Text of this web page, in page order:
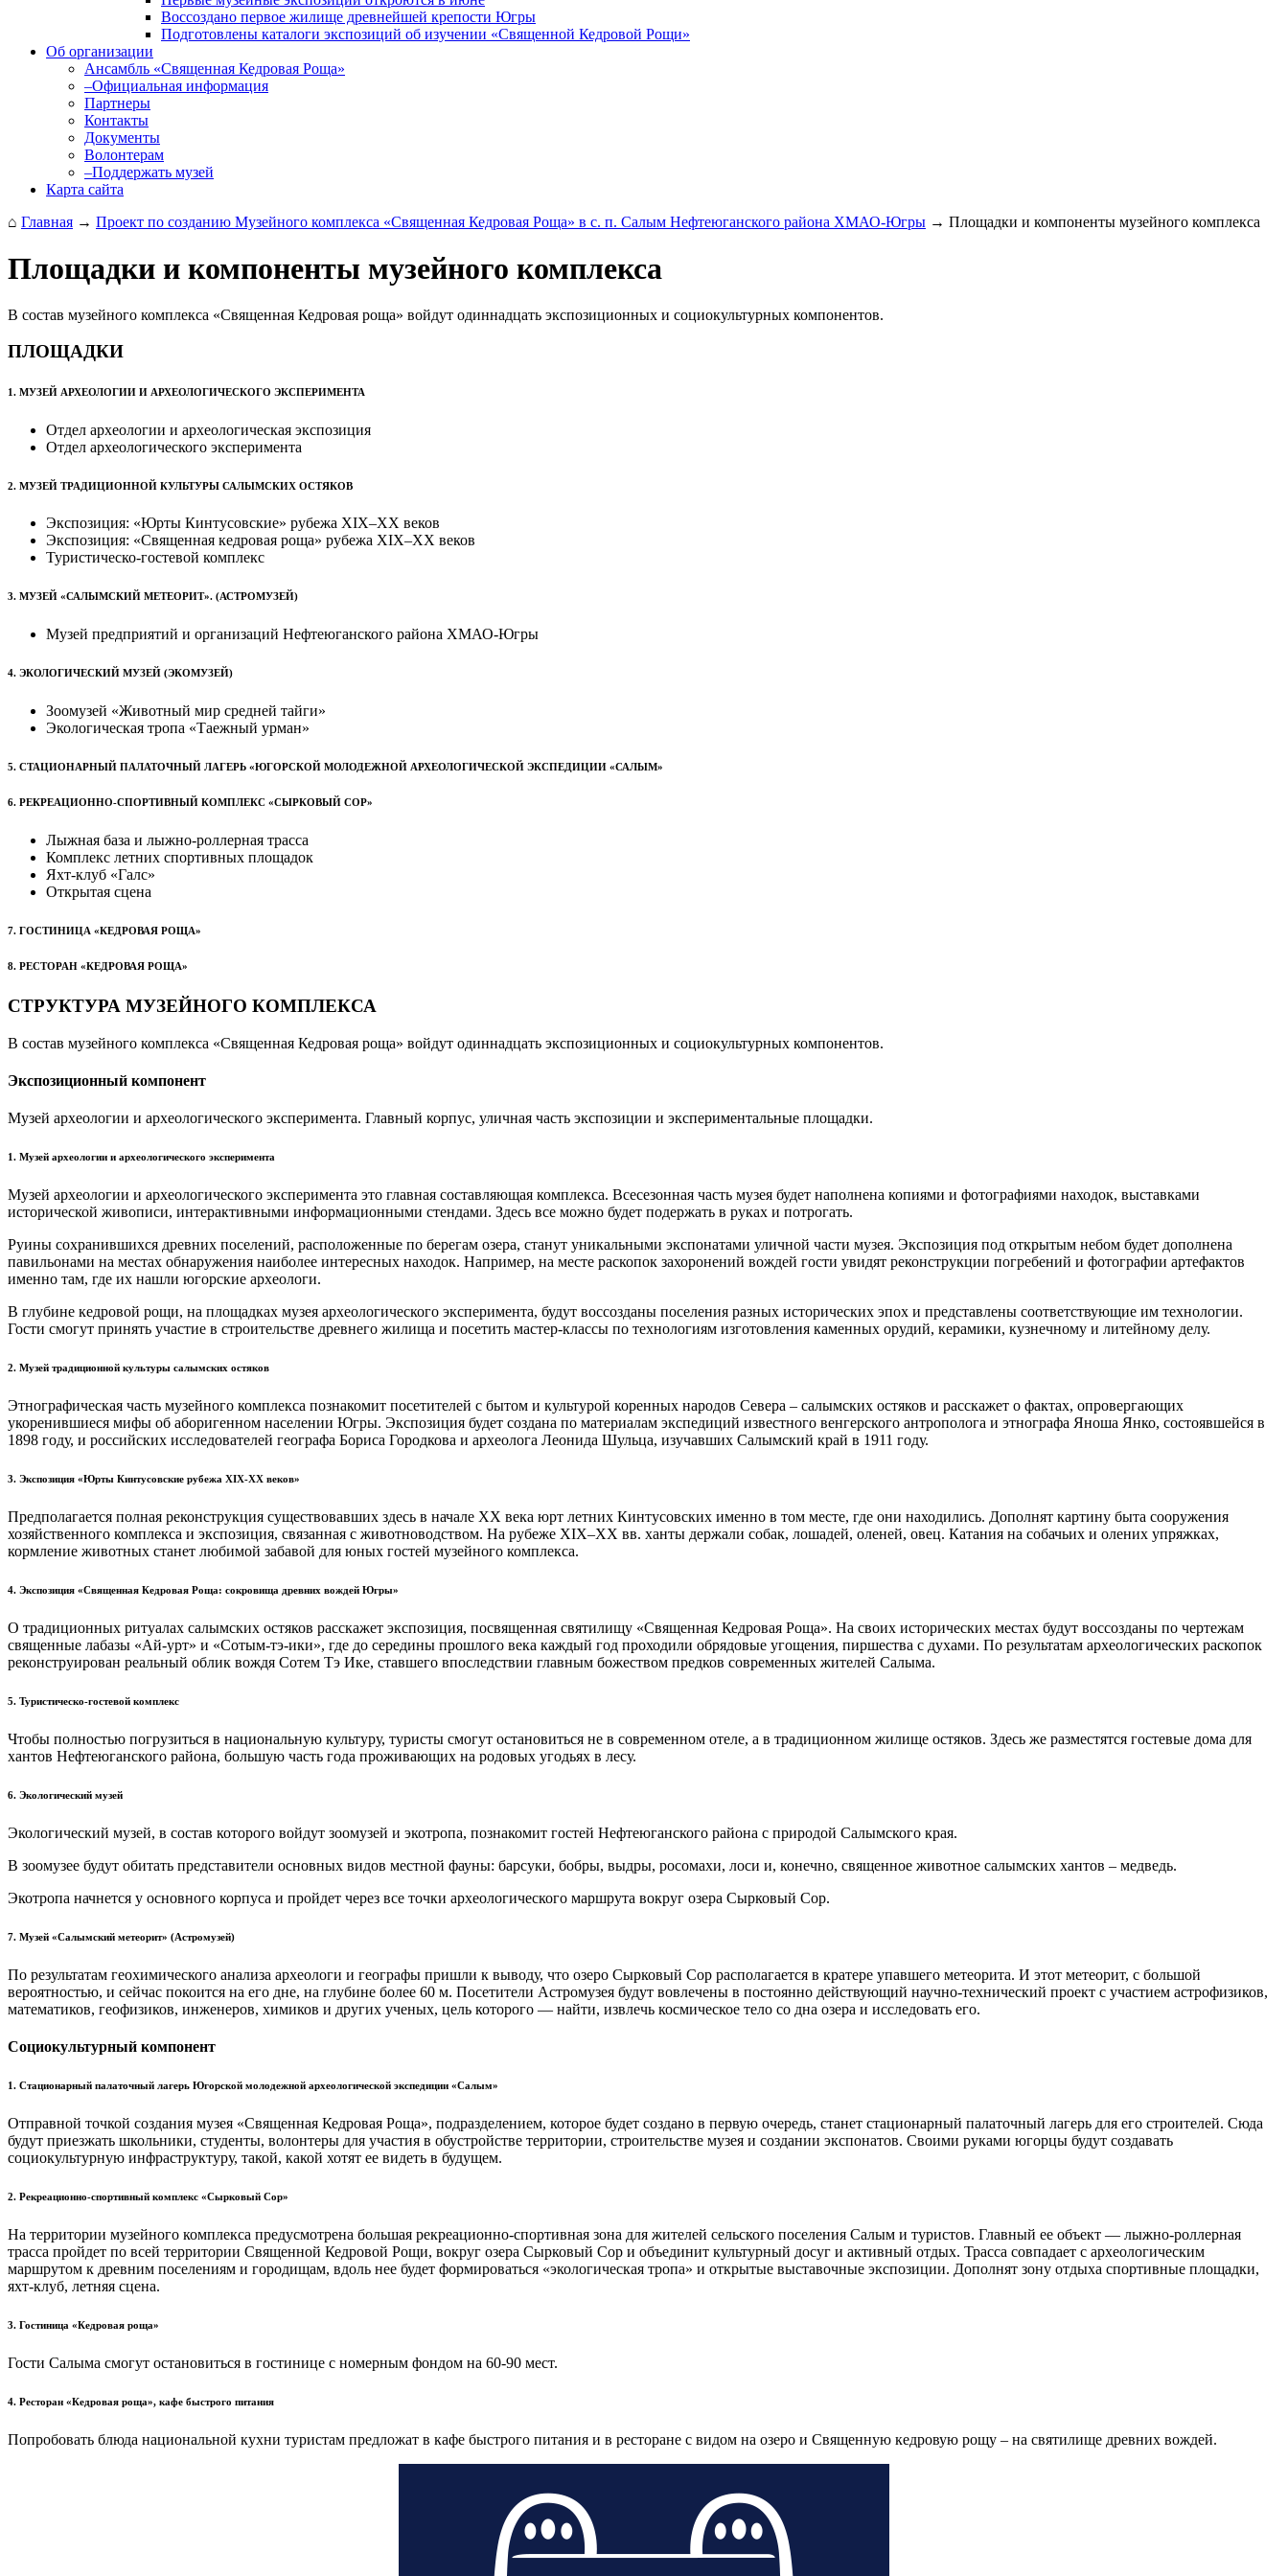
Воссоздано первое жилище древнейшей крепости Югры
Подготовлены каталоги экспозиций об изучении «Священной Кедровой Рощи»
Об организации
Ансамбль «Священная Кедровая Роща»
–Официальная информация
Партнеры
Контакты
Документы
Волонтерам
–Поддержать музей
Карта сайта
⌂ Главная → Проект по созданию Музейного комплекса «Священная Кедровая Роща» в с. п. Салым Нефтеюганского района ХМАО-Югры → Площадки и компоненты музейного комплекса
Площадки и компоненты музейного комплекса
В состав музейного комплекса «Священная Кедровая роща» войдут одиннадцать экспозиционных и социокультурных компонентов.
ПЛОЩАДКИ
1. МУЗЕЙ АРХЕОЛОГИИ И АРХЕОЛОГИЧЕСКОГО ЭКСПЕРИМЕНТА
Отдел археологии и археологическая экспозиция
Отдел археологического эксперимента
2. МУЗЕЙ ТРАДИЦИОННОЙ КУЛЬТУРЫ САЛЫМСКИХ ОСТЯКОВ
Экспозиция: «Юрты Кинтусовские» рубежа XIX–XX веков
Экспозиция: «Священная кедровая роща» рубежа XIX–XX веков
Туристическо-гостевой комплекс
3. МУЗЕЙ «САЛЫМСКИЙ МЕТЕОРИТ». (АСТРОМУЗЕЙ)
Музей предприятий и организаций Нефтеюганского района ХМАО-Югры
4. ЭКОЛОГИЧЕСКИЙ МУЗЕЙ (ЭКОМУЗЕЙ)
Зоомузей «Животный мир средней тайги»
Экологическая тропа «Таежный урман»
5. СТАЦИОНАРНЫЙ ПАЛАТОЧНЫЙ ЛАГЕРЬ «ЮГОРСКОЙ МОЛОДЕЖНОЙ АРХЕОЛОГИЧЕСКОЙ ЭКСПЕДИЦИИ «САЛЫМ»
6. РЕКРЕАЦИОННО-СПОРТИВНЫЙ КОМПЛЕКС «СЫРКОВЫЙ СОР»
Лыжная база и лыжно-роллерная трасса
Комплекс летних спортивных площадок
Яхт-клуб «Галс»
Открытая сцена
7. ГОСТИНИЦА «КЕДРОВАЯ РОЩА»
8. РЕСТОРАН «КЕДРОВАЯ РОЩА»
СТРУКТУРА МУЗЕЙНОГО КОМПЛЕКСА
В состав музейного комплекса «Священная Кедровая роща» войдут одиннадцать экспозиционных и социокультурных компонентов.
Экспозиционный компонент
Музей археологии и археологического эксперимента. Главный корпус, уличная часть экспозиции и экспериментальные площадки.
1. Музей археологии и археологического эксперимента
Музей археологии и археологического эксперимента это главная составляющая комплекса. Всесезонная часть музея будет наполнена копиями и фотографиями находок, выставками
исторической живописи, интерактивными информационными стендами. Здесь все можно будет подержать в руках и потрогать.
Руины сохранившихся древних поселений, расположенные по берегам озера, станут уникальными экспонатами уличной части музея. Экспозиция под открытым небом будет дополнена
павильонами на местах обнаружения наиболее интересных находок. Например, на месте раскопок захоронений вождей гости увидят реконструкции погребений и фотографии артефактов
именно там, где их нашли югорские археологи.
В глубине кедровой рощи, на площадках музея археологического эксперимента, будут воссозданы поселения разных исторических эпох и представлены соответствующие им технологии.
Гости смогут принять участие в строительстве древнего жилища и посетить мастер-классы по технологиям изготовления каменных орудий, керамики, кузнечному и литейному делу.
2. Музей традиционной культуры салымских остяков
Этнографическая часть музейного комплекса познакомит посетителей с бытом и культурой коренных народов Севера – салымских остяков и расскажет о фактах, опровергающих
укоренившиеся мифы об аборигенном населении Югры. Экспозиция будет создана по материалам экспедиций известного венгерского антрополога и этнографа Яноша Янко, состоявшейся в
1898 году, и российских исследователей географа Бориса Городкова и археолога Леонида Шульца, изучавших Салымский край в 1911 году.
3. Экспозиция «Юрты Кинтусовские рубежа XIX-XX веков»
Предполагается полная реконструкция существовавших здесь в начале XX века юрт летних Кинтусовских именно в том месте, где они находились. Дополнят картину быта сооружения
хозяйственного комплекса и экспозиция, связанная с животноводством. На рубеже XIX–XX вв. ханты держали собак, лошадей, оленей, овец. Катания на собачьих и олених упряжках,
кормление животных станет любимой забавой для юных гостей музейного комплекса.
4. Экспозиция «Священная Кедровая Роща: сокровища древних вождей Югры»
О традиционных ритуалах салымских остяков расскажет экспозиция, посвященная святилищу «Священная Кедровая Роща». На своих исторических местах будут воссозданы по чертежам
священные лабазы «Ай-урт» и «Сотым-тэ-ики», где до середины прошлого века каждый год проходили обрядовые угощения, пиршества с духами. По результатам археологических раскопок
реконструирован реальный облик вождя Сотем Тэ Ике, ставшего впоследствии главным божеством предков современных жителей Салыма.
5. Туристическо-гостевой комплекс
Чтобы полностью погрузиться в национальную культуру, туристы смогут остановиться не в современном отеле, а в традиционном жилище остяков. Здесь же разместятся гостевые дома для
хантов Нефтеюганского района, большую часть года проживающих на родовых угодьях в лесу.
6. Экологический музей
Экологический музей, в состав которого войдут зоомузей и экотропа, познакомит гостей Нефтеюганского района с природой Салымского края.
В зоомузее будут обитать представители основных видов местной фауны: барсуки, бобры, выдры, росомахи, лоси и, конечно, священное животное салымских хантов – медведь.
Экотропа начнется у основного корпуса и пройдет через все точки археологического маршрута вокруг озера Сырковый Сор.
7. Музей «Салымский метеорит» (Астромузей)
По результатам геохимического анализа археологи и географы пришли к выводу, что озеро Сырковый Сор располагается в кратере упавшего метеорита. И этот метеорит, с большой
вероятностью, и сейчас покоится на его дне, на глубине более 60 м. Посетители Астромузея будут вовлечены в постоянно действующий научно-технический проект с участием астрофизиков,
математиков, геофизиков, инженеров, химиков и других ученых, цель которого — найти, извлечь космическое тело со дна озера и исследовать его.
Социокультурный компонент
1. Стационарный палаточный лагерь Югорской молодежной археологической экспедиции «Салым»
Отправной точкой создания музея «Священная Кедровая Роща», подразделением, которое будет создано в первую очередь, станет стационарный палаточный лагерь для его строителей. Сюда
будут приезжать школьники, студенты, волонтеры для участия в обустройстве территории, строительстве музея и создании экспонатов. Своими руками югорцы будут создавать
социокультурную инфраструктуру, такой, какой хотят ее видеть в будущем.
2. Рекреационно-спортивный комплекс «Сырковый Сор»
На территории музейного комплекса предусмотрена большая рекреационно-спортивная зона для жителей сельского поселения Салым и туристов. Главный ее объект — лыжно-роллерная
трасса пройдет по всей территории Священной Кедровой Рощи, вокруг озера Сырковый Сор и объединит культурный досуг и активный отдых. Трасса совпадает с археологическим
маршрутом к древним поселениям и городищам, вдоль нее будет формироваться «экологическая тропа» и открытые выставочные экспозиции. Дополнят зону отдыха спортивные площадки,
яхт-клуб, летняя сцена.
3. Гостиница «Кедровая роща»
Гости Салыма смогут остановиться в гостинице с номерным фондом на 60-90 мест.
4. Ресторан «Кедровая роща», кафе быстрого питания
Попробовать блюда национальной кухни туристам предложат в кафе быстрого питания и в ресторане с видом на озеро и Священную кедровую рощу – на святилище древних вождей.